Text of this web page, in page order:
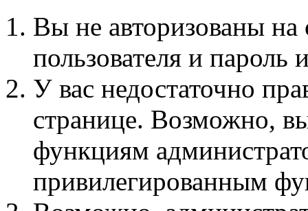
Вы не авторизованы на
пользователя и пароль
У вас недостаточно
странице. Возможно,
функциям
привилегированным